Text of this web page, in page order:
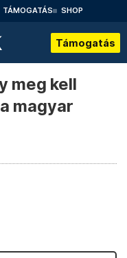
TÁMOGATÁS SHOP
Támogatás
meg kell
magyar